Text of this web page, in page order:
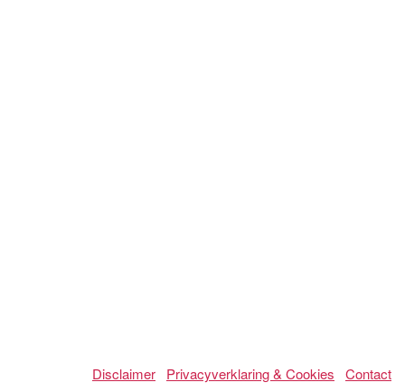
Disclaimer Privacyverklaring & Cookies Contact